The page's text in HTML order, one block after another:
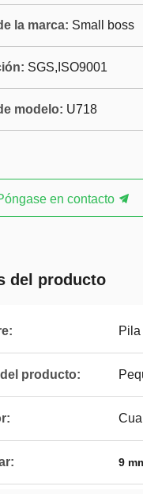
la marca: Small boss
SGS,ISO9001
modelo: U718
en contacto
del producto
del producto:
9